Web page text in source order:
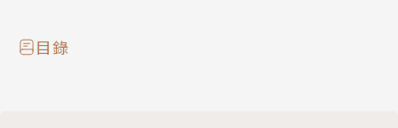
目錄